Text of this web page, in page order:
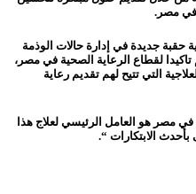
في مصر.
حقبة جديدة في إدارة حالات الوذمة
تاكيدا لقطاع الرعاية الصحية في مصر،
التي تتيح لهم تقديم رعاية
مصر هو العامل الرئيسي لعلاج هذا
الابتكارات “.